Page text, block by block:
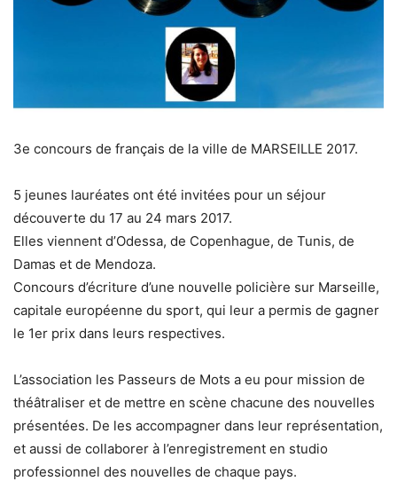
3e concours de français de la ville de MARSEILLE 2017.
5 jeunes lauréates ont été invitées pour un séjour
découverte du 17 au 24 mars 2017.
Elles viennent d’Odessa, de Copenhague, de Tunis, de
Damas et de Mendoza.
Concours d’écriture d’une nouvelle policière sur Marseille,
capitale européenne du sport, qui leur a permis de gagner
le 1er prix dans leurs respectives.
L’association les Passeurs de Mots a eu pour mission de
théâtraliser et de mettre en scène chacune des nouvelles
présentées. De les accompagner dans leur représentation,
et aussi de collaborer à l’enregistrement en studio
professionnel des nouvelles de chaque pays.